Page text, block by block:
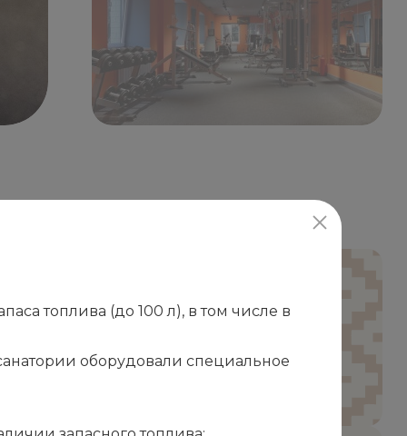
силовых упражнений направлен на
поддержание мышц в тонусе и
вес тела, так и дополнительное
топлива (до 100 л), в том числе в
оборудовали специальное